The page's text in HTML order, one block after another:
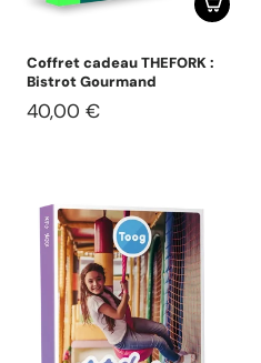
Coffret cadeau THEFORK :
Bistrot Gourmand
40,00 €